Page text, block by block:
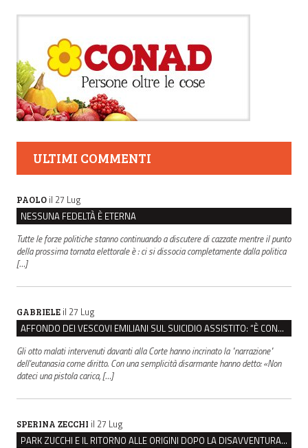
ULTIMI COMMENTI
PAOLO il 27 Lug
NESSUNA FEDELTÀ È ETERNA
Tutte le forze politiche stanno continuando a discutere di cazzate mentre il punto
della prossima tornata elettorale è : ci si dissocia completamente dalla politica
[…]
GABRIELE il 27 Lug
AFFONDO DEI VESCOVI EMILIANI SUL SUICIDIO ASSISTITO: “È CONTRO IL VALORE DELLA PERSONA”
Gli otto malati intervenuti davanti alla Corte hanno incrinato la "narrazione"
dell'eutanasia come diritto. Con una semplicità disarmante hanno detto: «Non
dateci una pistola carica, […]
SPERINA ZECCHI il 27 Lug
PARK ZUCCHI E IL RITORNO ALLE ORIGINI DOPO LA DISAVVENTURA CON REGGIO EMILIA PARCHEGGI